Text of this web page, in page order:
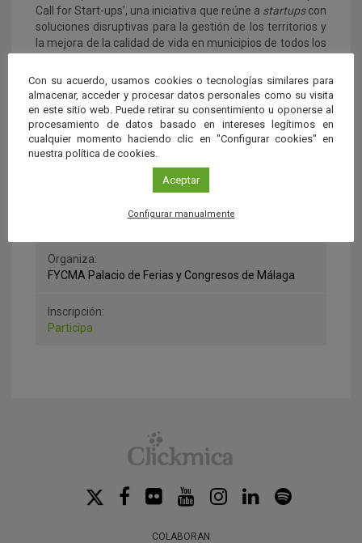
Call for Start-ups’, una iniciativa que reúne a startupscon
soluciones disruptivas para la gestión de los territorios y
la mejora de la calidad de vida en municipios de todos los
Dirección:
FYCMA Palacio de Ferias y Congresos de Málaga
Lugar:
del 01 al 02 de Octubre 2025
Organiza:
FYCMA Palacio de Ferias y Congresos de Málaga
Inscripción:
Participa
COLABORAN
Con su acuerdo, usamos cookies o tecnologías similares para
almacenar, acceder y procesar datos personales como su visita
en este sitio web. Puede retirar su consentimiento u oponerse al
procesamiento de datos basado en intereses legítimos en
cualquier momento haciendo clic en "Configurar cookies" en
nuestra política de cookies.
Aceptar
Configurar manualmente